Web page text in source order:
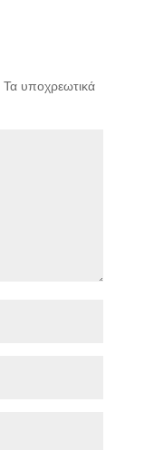
Τα υποχρεωτικά